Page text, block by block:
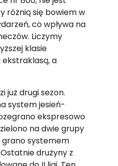
różnią się bowiem w
co wpływa na
Liczymy
klasie
ekstraklasą, a
już drugi sezon.
system jesień-
ekspresowo
na dwie grupy
grano systemem
drużyny z